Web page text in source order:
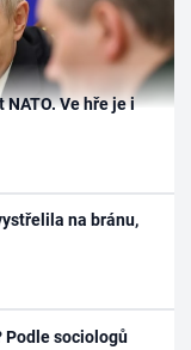
Ve hře je i
na bránu,
Podle sociologů